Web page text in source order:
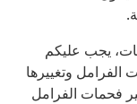
يجب عليكم
وتغييرها
فحمات الفرامل